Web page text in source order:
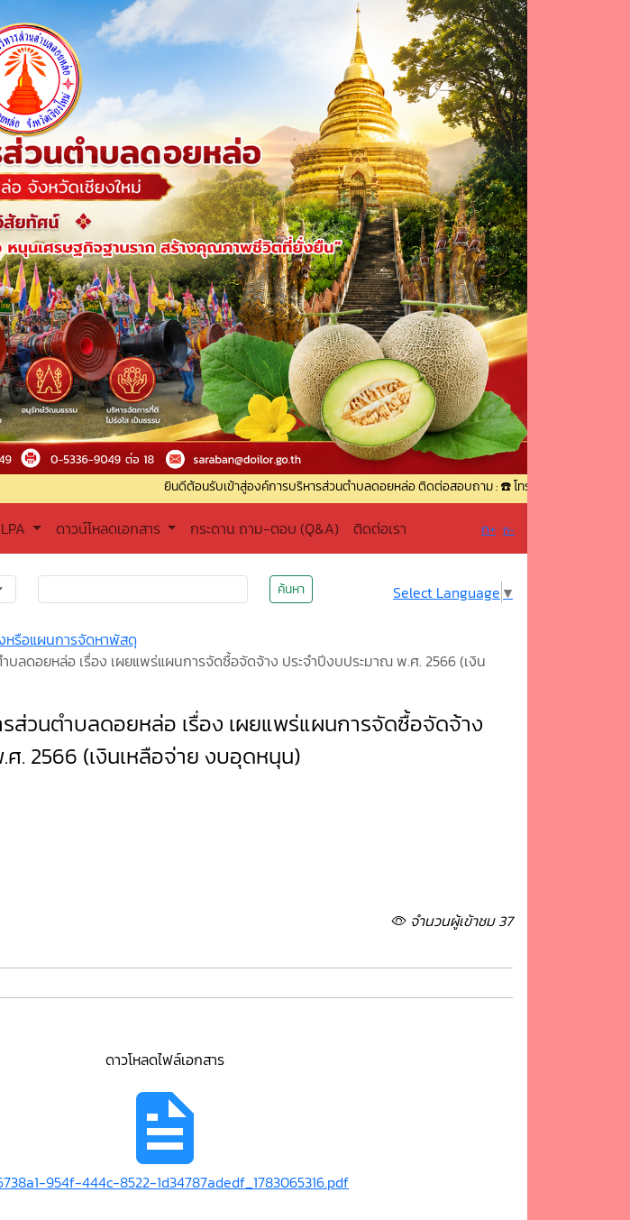
ยินดีต้อนรับเข้าสู่องค์การบริหารส่วนตำบลดอยหล่อ ติดต่อสอบถาม : ☎️ โทรศัพท์ : 0-5336-9049 ☎️ โทรสาร :
LPA ดาวน์โหลดเอกสาร กระดาน ถาม-ตอบ (Q&A) ติดต่อเรา ก+ ก-
ค้นหา Select Language ▼
หรือแผนการจัดหาพัสดุ
บลดอยหล่อ เรื่อง เผยแพร่แผนการจัดซื้อจัดจ้าง ประจำปีงบประมาณ พ.ศ. 2566 (เงิน
ส่วนตำบลดอยหล่อ เรื่อง เผยแพร่แผนการจัดซื้อจัดจ้าง
. 2566 (เงินเหลือจ่าย งบอุดหนุน)
จำนวนผู้เข้าชม 37
ดาวโหลดไฟล์เอกสาร
954f-444c-8522-1d34787adedf_1783065316.pdf